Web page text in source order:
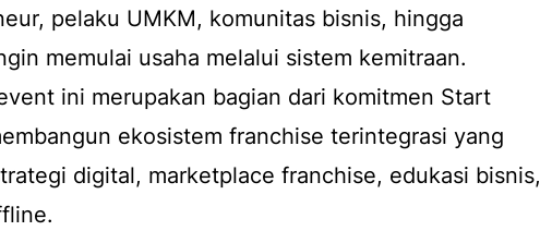
pelaku UMKM, komunitas bisnis, hingga
memulai usaha melalui sistem kemitraan.
ini merupakan bagian dari komitmen Start
ekosistem franchise terintegrasi yang
digital, marketplace franchise, edukasi bisnis,